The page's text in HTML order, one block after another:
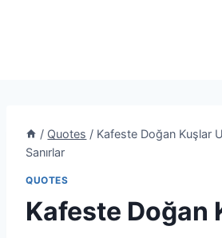
/ Quotes / Kafeste Doğan Kuşlar
Sanırlar
QUOTES
Kafeste Doğan